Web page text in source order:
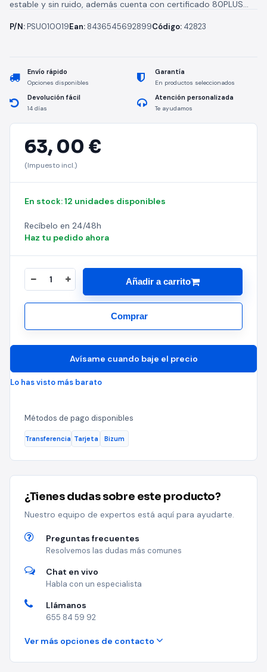
estable y sin ruido, además cuenta con certificado 80PLUS...
P/N:PSU010019Ean: 8436545692899Código: 42823
Envío rápido
Opciones disponibles
Garantía
En productos seleccionados
Devolución fácil
14 días
Atención personalizada
Te ayudamos
63, 00 €
(Impuesto incl.)
En stock: 12 unidades disponibles
Recíbelo en 24/48h
Haz tu pedido ahora
Añadir a carrito
Comprar
Avísame cuando baje el precio
Lo has visto más barato
Métodos de pago disponibles
Transferencia Tarjeta Bizum
¿Tienes dudas sobre este producto?
Nuestro equipo de expertos está aquí para ayudarte.
Preguntas frecuentes
Resolvemos las dudas más comunes
Chat en vivo
Habla con un especialista
Llámanos
655 84 59 92
Ver más opciones de contacto